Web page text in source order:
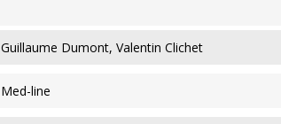
Guillaume Dumont, Valentin Clichet
Med-line